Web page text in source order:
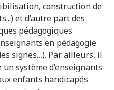
construction de
et d’autre part des
pédagogiques
en pédagogie
signes…). Par ailleurs, il
système d’enseignants
enfants handicapés